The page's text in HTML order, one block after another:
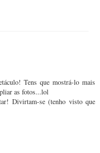
Tens que mostrá-lo mais
as fotos...lol
Divirtam-se (tenho visto que